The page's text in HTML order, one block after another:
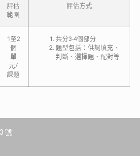
評估
範圍
評估方式
1至2
個
單
元/
課題
共分3-4個部分
題型包括：供詞填充、
判斷、選擇題、配對等
號